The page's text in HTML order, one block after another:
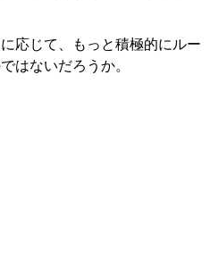
応じて、もっと積極的にルー
はないだろうか。